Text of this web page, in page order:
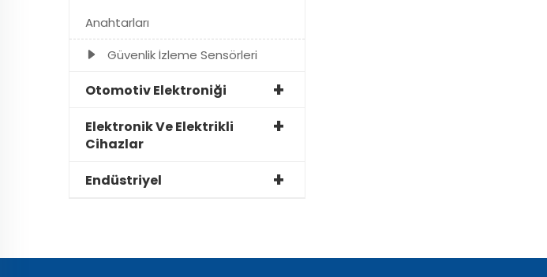
Anahtarları
Güvenlik İzleme Sensörleri
Otomotiv Elektroniği
Elektronik Ve Elektrikli
Cihazlar
Endüstriyel